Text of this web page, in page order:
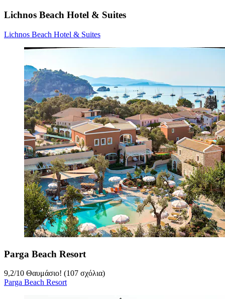
Lichnos Beach Hotel & Suites
Lichnos Beach Hotel & Suites
Parga Beach Resort
9,2/10 Θαυμάσιο! (107 σχόλια)
Parga Beach Resort